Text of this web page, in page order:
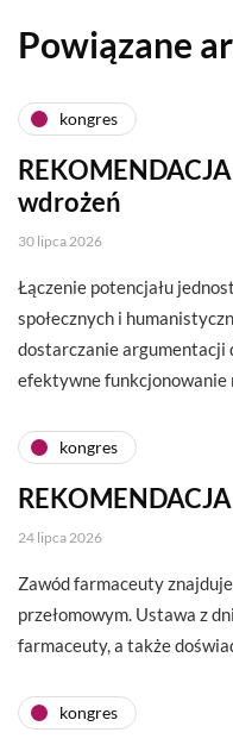
Powiązane
kongres
wdrożeń
30 lipca 2026
Łączenie potencjału
społecznych i
dostarczanie argumentacji
efektywne funkcjonowanie
kongres
24 lipca 2026
Zawód farmaceuty
przełomowym. Ustawa z
farmaceuty, a także
kongres